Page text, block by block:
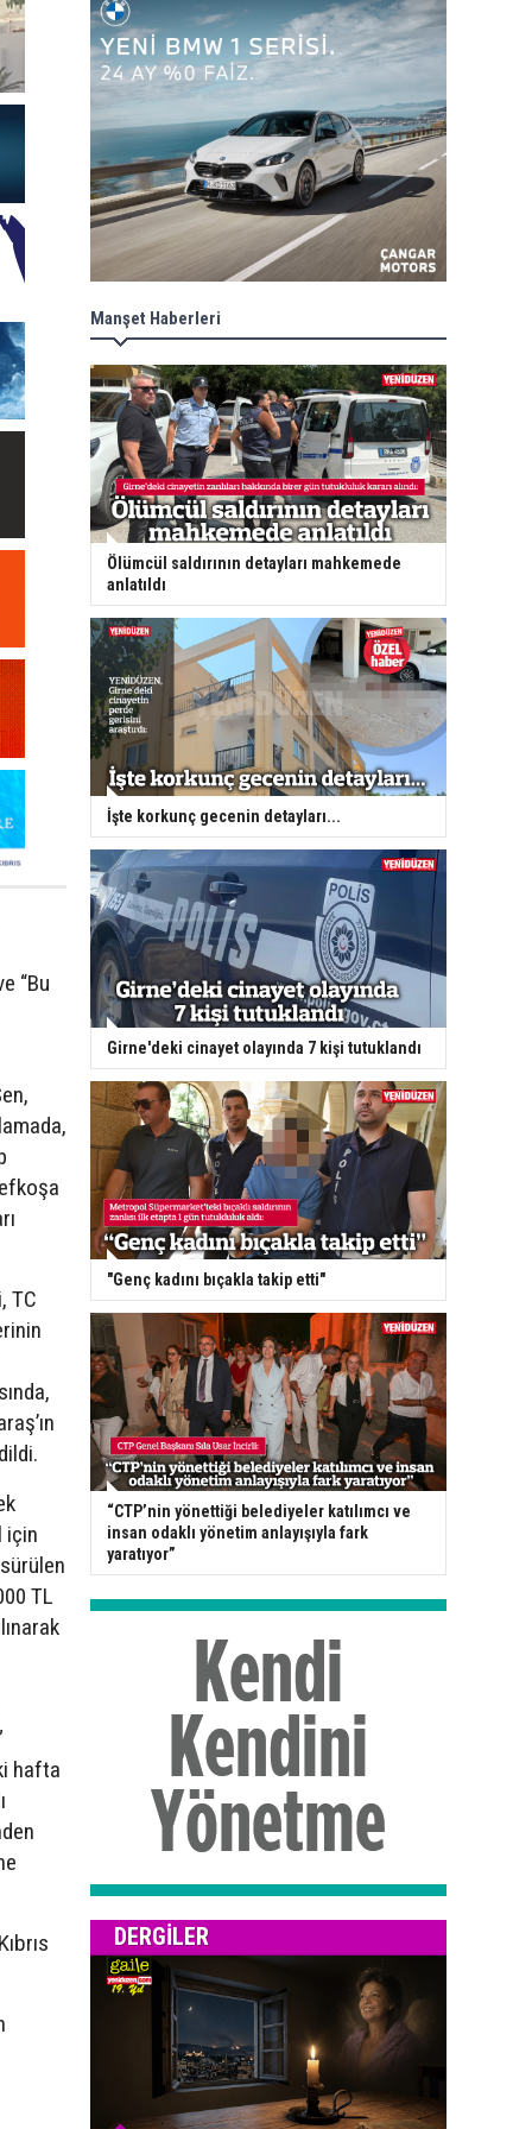
“Bu
TC
için
TL
hafta
Manşet Haberleri
Ölümcül saldırının detayları mahkemede
anlatıldı
İşte korkunç gecenin detayları...
Girne'deki cinayet olayında 7 kişi tutuklandı
"Genç kadını bıçakla takip etti"
“CTP’nin yönettiği belediyeler katılımcı ve
insan odaklı yönetim anlayışıyla fark
yaratıyor”
DERGILER